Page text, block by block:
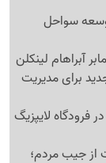
سواحل
آبراهام لینکلن
برای مدیریت
فرودگاه لایپزیگ
از جیب مردم؛